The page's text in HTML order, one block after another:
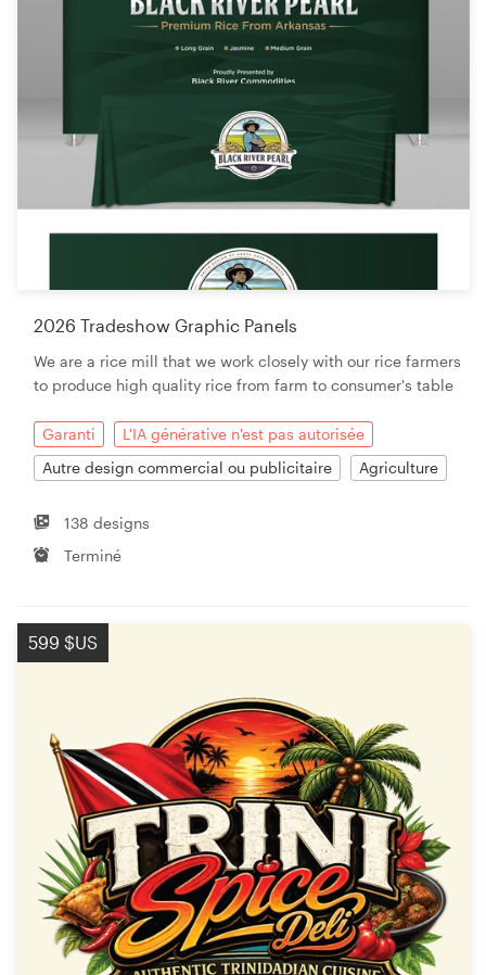
2026 Tradeshow Graphic Panels
We are a rice mill that we work closely with our rice farmers
to produce high quality rice from farm to consumer's table
Garanti
L'IA générative n'est pas autorisée
Autre design commercial ou publicitaire
Agriculture
138 designs
Terminé
599 $US